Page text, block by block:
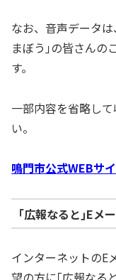
なお、音声データ
まぼう｣の皆さんの
す。
一部内容を省略し
い。
鳴門市公式WEBサ
｢広報なると｣Eメ
インターネットのE